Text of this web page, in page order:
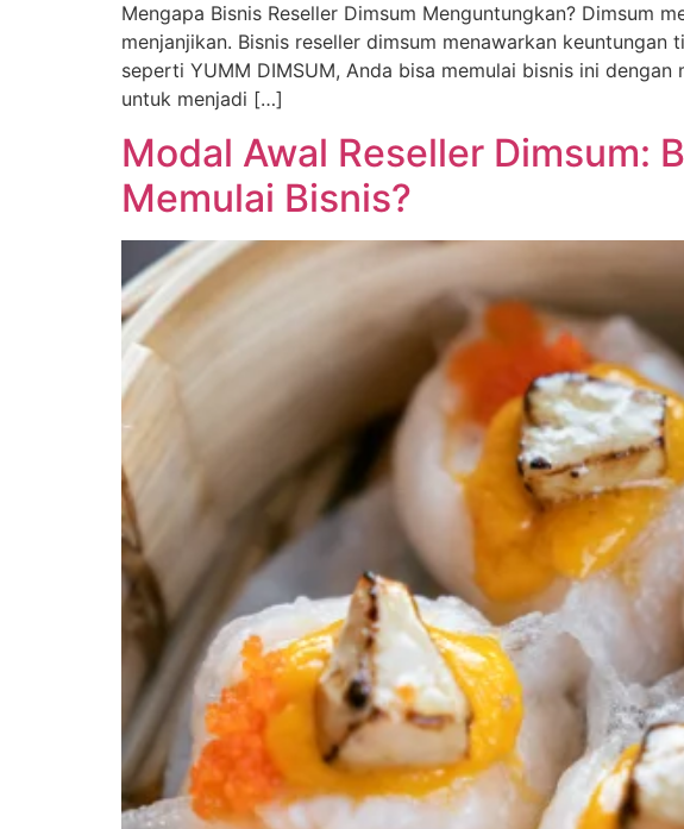
Mengapa Bisnis Reseller Dimsum Menguntungkan? Dimsum
menjanjikan. Bisnis reseller dimsum menawarkan
seperti YUMM DIMSUM, Anda bisa memulai bisnis ini
untuk menjadi […]
Modal Awal Reseller Dimsum:
Memulai Bisnis?